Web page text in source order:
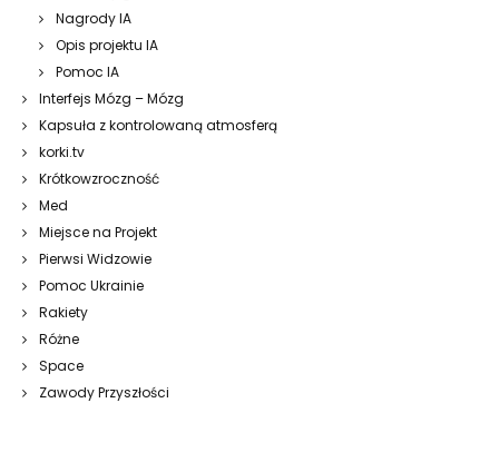
Nagrody IA
Opis projektu IA
Pomoc IA
Interfejs Mózg – Mózg
Kapsuła z kontrolowaną atmosferą
korki.tv
Krótkowzroczność
Med
Miejsce na Projekt
Pierwsi Widzowie
Pomoc Ukrainie
Rakiety
Różne
Space
Zawody Przyszłości